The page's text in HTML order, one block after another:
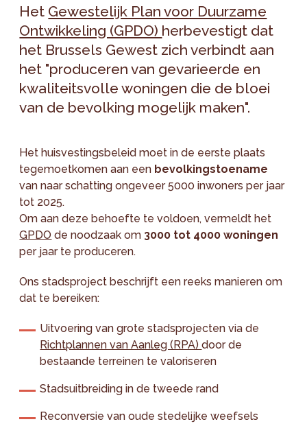
Het Gewestelijk Plan voor Duurzame
Ontwikkeling (GPDO) herbevestigt dat
het Brussels Gewest zich verbindt aan
het "produceren van gevarieerde en
kwaliteitsvolle woningen die de bloei
van de bevolking mogelijk maken".
Het huisvestingsbeleid moet in de eerste plaats
tegemoetkomen aan een bevolkingstoename
van naar schatting ongeveer 5000 inwoners per jaar
tot 2025.
Om aan deze behoefte te voldoen, vermeldt het
GPDO de noodzaak om 3000 tot 4000 woningen
per jaar te produceren.
Ons stadsproject beschrijft een reeks manieren om
dat te bereiken:
Uitvoering van grote stadsprojecten via de
Richtplannen van Aanleg (RPA)door de
bestaande terreinen te valoriseren
Stadsuitbreiding in de tweede rand
Reconversie van oude stedelijke weefsels